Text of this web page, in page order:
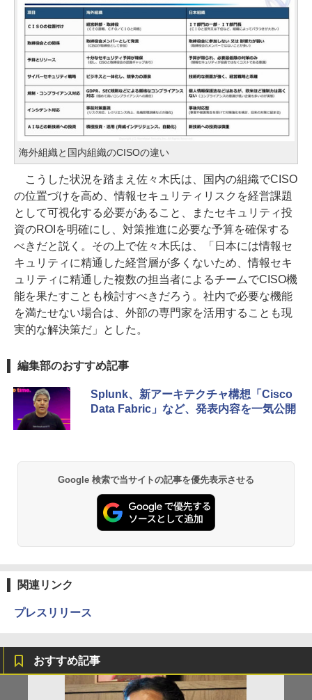
海外組織と国内組織のCISOの違い
こうした状況を踏まえ佐々木氏は、国内の組織でCISO
の位置づけを高め、情報セキュリティリスクを経営課題
として可視化する必要があること、またセキュリティ投
資のROIを明確にし、対策推進に必要な予算を確保する
べきだと説く。その上で佐々木氏は、「日本には情報セ
キュリティに精通した経営層が多くないため、情報セキ
ュリティに精通した複数の担当者によるチームでCISO機
能を果たすことも検討すべきだろう。社内で必要な機能
を満たせない場合は、外部の専門家を活用することも現
実的な解決策だ」とした。
編集部のおすすめ記事
Splunk、新アーキテクチャ構想「Cisco
Data Fabric」など、発表内容を一気公開
Google 検索で当サイトの記事を優先表示させる
関連リンク
プレスリリース
おすすめ記事